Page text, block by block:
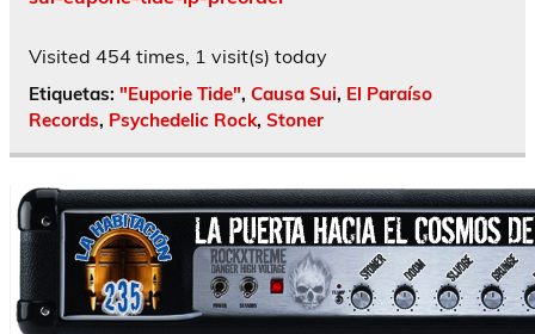
Visited 454 times, 1 visit(s) today
Etiquetas: "Euporie Tide", Causa Sui, El Paraíso
Records, Psychedelic Rock, Stoner